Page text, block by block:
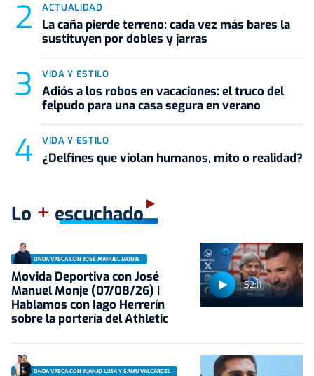
ACTUALIDAD
La caña pierde terreno: cada vez más bares la
sustituyen por dobles y jarras
VIDA Y ESTILO
Adiós a los robos en vacaciones: el truco del
felpudo para una casa segura en verano
VIDA Y ESTILO
¿Delfines que violan humanos, mito o realidad?
Lo + escuchado
52:11
ONDA VASCA CON JOSÉ MANUEL MONJE
Movida Deportiva con José
Manuel Monje (07/08/26) |
Hablamos con Iago Herrerín
sobre la portería del Athletic
ONDA VASCA CON JUANJO LUSA Y SAMU VALCÁRCEL